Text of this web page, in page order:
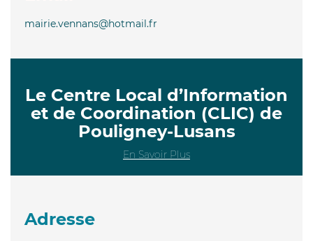
mairie.vennans@hotmail.fr
Le Centre Local d’Information
et de Coordination (CLIC) de
Pouligney-Lusans
En Savoir Plus
Adresse